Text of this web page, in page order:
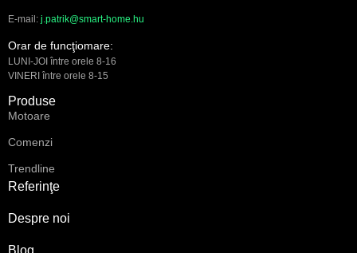
E-mail: j.patrik@smart-home.hu
Orar de funcţiomare:
LUNI-JOI între orele 8-16
VINERI între orele 8-15
Produse
Motoare
Comenzi
Trendline
Referinţe
Despre noi
Blog